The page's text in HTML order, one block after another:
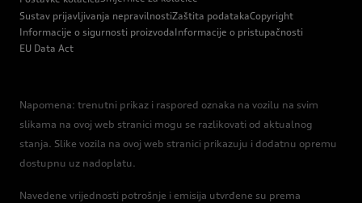
Sustav prijavljivanja nepravilnostiZaštita podatakaCopyright
Informacije o sigurnosti proizvodaInformacije o pristupačnosti
EU Data Act
Napomena: trenutni prikaz i raspored oznaka na vozilu na svim
slikama na ovoj web stranici mogu se razlikovati od aktualnog
stanja. Slike vozila na ovoj web stranici prikazuju i dodatnu opremu
dostupnu uz nadoplatu.
Navedene vrijednosti potrošnje i emisija utvrđene su prema